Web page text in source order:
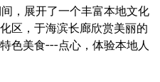
，展开了一个丰富本地文化
区，于海滨长廊欣赏美丽的
色美食---点心，体验本地人